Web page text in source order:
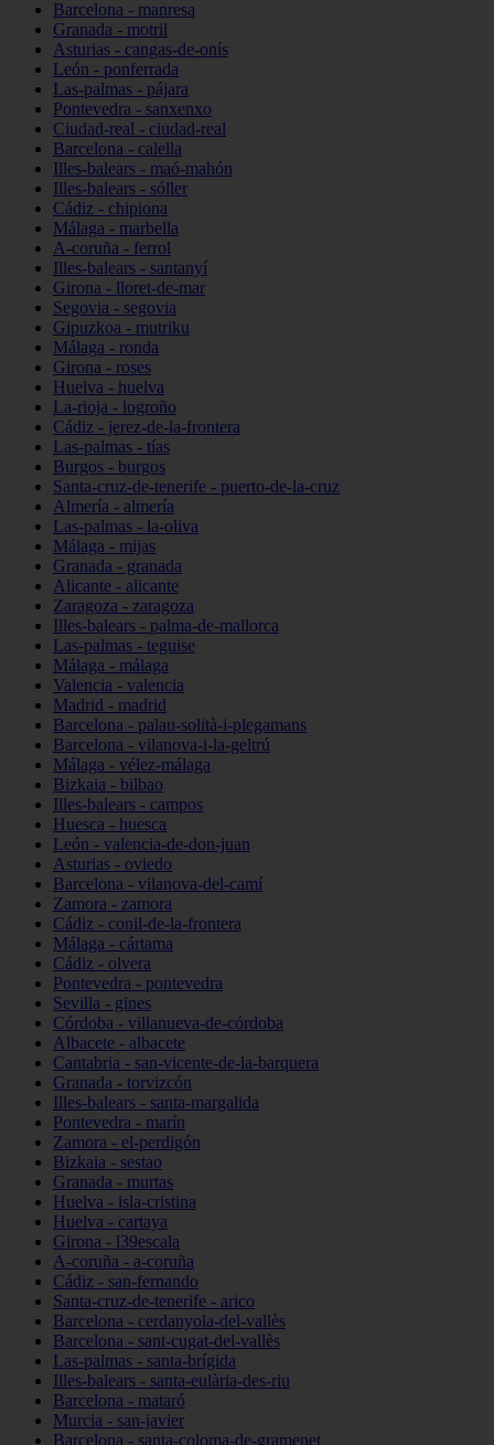
Barcelona - manresa
Granada - motril
Asturias - cangas-de-onís
León - ponferrada
Las-palmas - pájara
Pontevedra - sanxenxo
Ciudad-real - ciudad-real
Barcelona - calella
Illes-balears - maó-mahón
Illes-balears - sóller
Cádiz - chipiona
Málaga - marbella
A-coruña - ferrol
Illes-balears - santanyí
Girona - lloret-de-mar
Segovia - segovia
Gipuzkoa - mutriku
Málaga - ronda
Girona - roses
Huelva - huelva
La-rioja - logroño
Cádiz - jerez-de-la-frontera
Las-palmas - tías
Burgos - burgos
Santa-cruz-de-tenerife - puerto-de-la-cruz
Almería - almería
Las-palmas - la-oliva
Málaga - mijas
Granada - granada
Alicante - alicante
Zaragoza - zaragoza
Illes-balears - palma-de-mallorca
Las-palmas - teguise
Málaga - málaga
Valencia - valencia
Madrid - madrid
Barcelona - palau-solità-i-plegamans
Barcelona - vilanova-i-la-geltrú
Málaga - vélez-málaga
Bizkaia - bilbao
Illes-balears - campos
Huesca - huesca
León - valencia-de-don-juan
Asturias - oviedo
Barcelona - vilanova-del-camí
Zamora - zamora
Cádiz - conil-de-la-frontera
Málaga - cártama
Cádiz - olvera
Pontevedra - pontevedra
Sevilla - gines
Córdoba - villanueva-de-córdoba
Albacete - albacete
Cantabria - san-vicente-de-la-barquera
Granada - torvizcón
Illes-balears - santa-margalida
Pontevedra - marín
Zamora - el-perdigón
Bizkaia - sestao
Granada - murtas
Huelva - isla-cristina
Huelva - cartaya
Girona - l39escala
A-coruña - a-coruña
Cádiz - san-fernando
Santa-cruz-de-tenerife - arico
Barcelona - cerdanyola-del-vallès
Barcelona - sant-cugat-del-vallès
Las-palmas - santa-brígida
Illes-balears - santa-eulària-des-riu
Barcelona - mataró
Murcia - san-javier
Barcelona - santa-coloma-de-gramenet